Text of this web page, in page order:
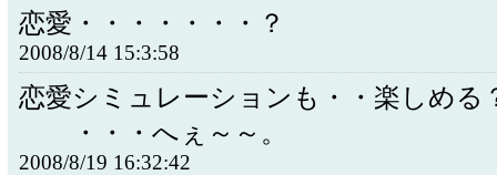
恋愛・・・・・・・？
2008/8/14 15:3:58
恋愛シミュレーションも・・楽しめる
・・・へぇ～～。
2008/8/19 16:32:42